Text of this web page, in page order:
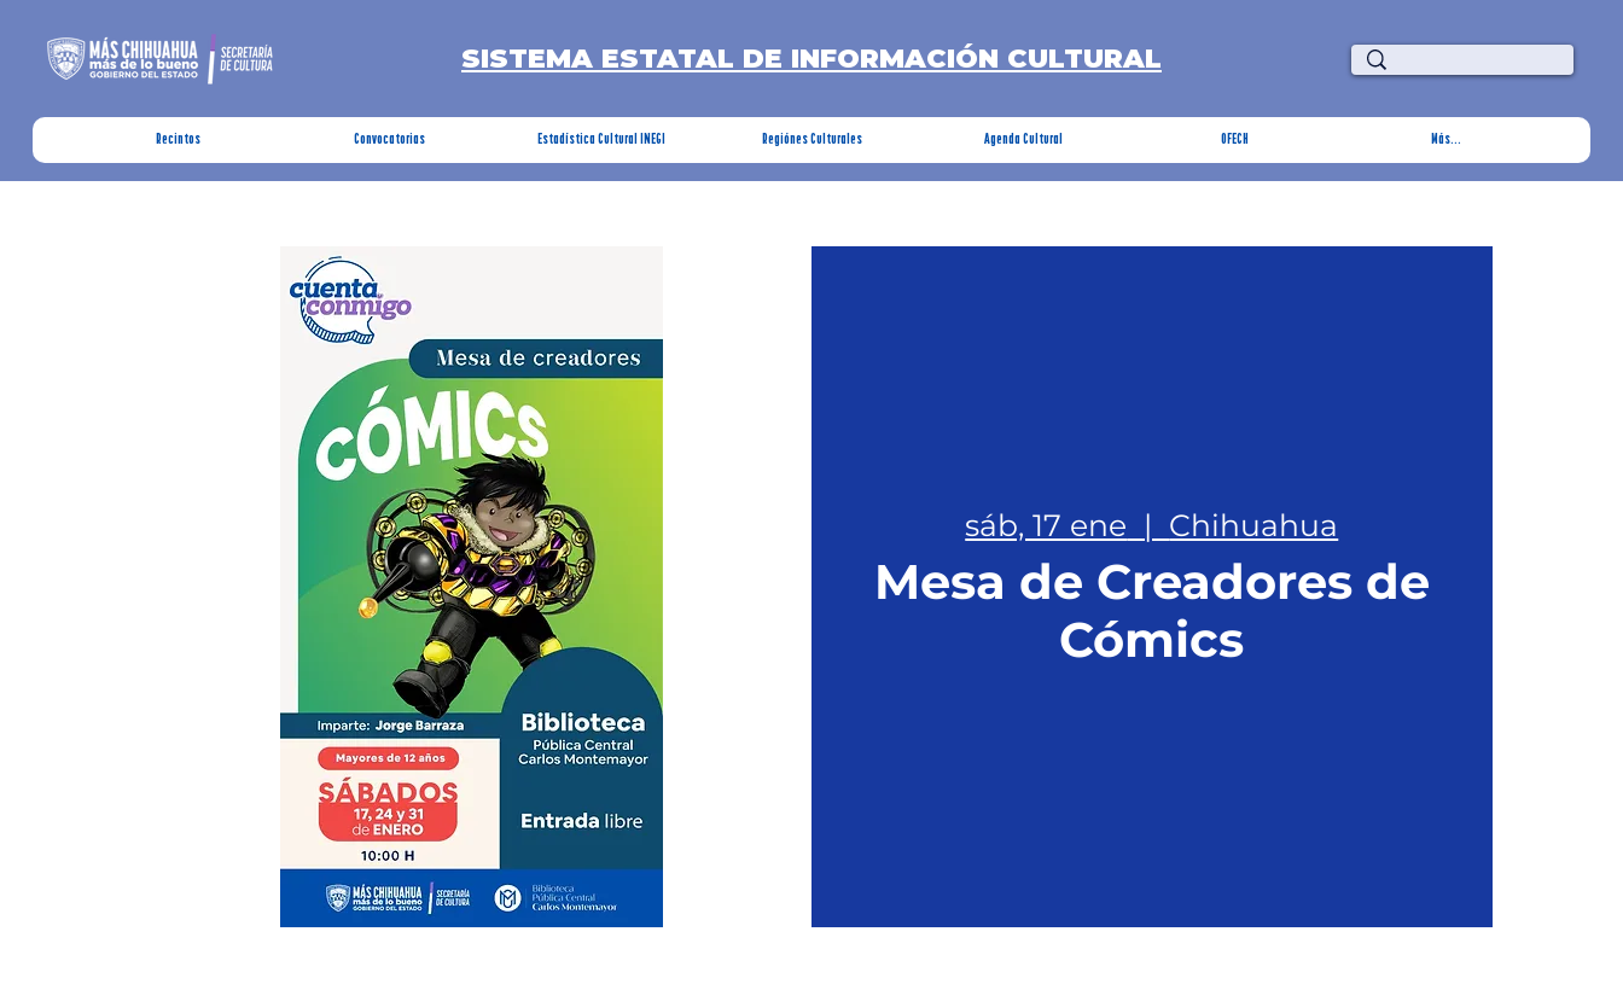
SISTEMA ESTATAL DE INFORMACIÓN CULTURAL
Recintos Convocatorias Estadística Cultural INEGI Regiónes Culturales Agenda Cultural OFECH Más...
sáb, 17 ene
  |
Chihuahua
Mesa de Creadores de
Cómics